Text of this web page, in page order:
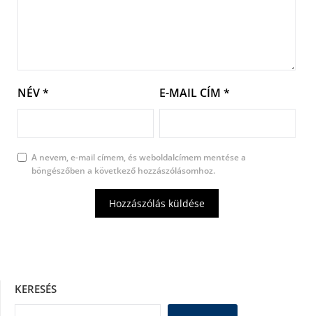
NÉV* E-MAIL CÍM *
A nevem, e-mail címem, és weboldalcímem mentése a
böngészőben a következő hozzászólásomhoz.
KERESÉS